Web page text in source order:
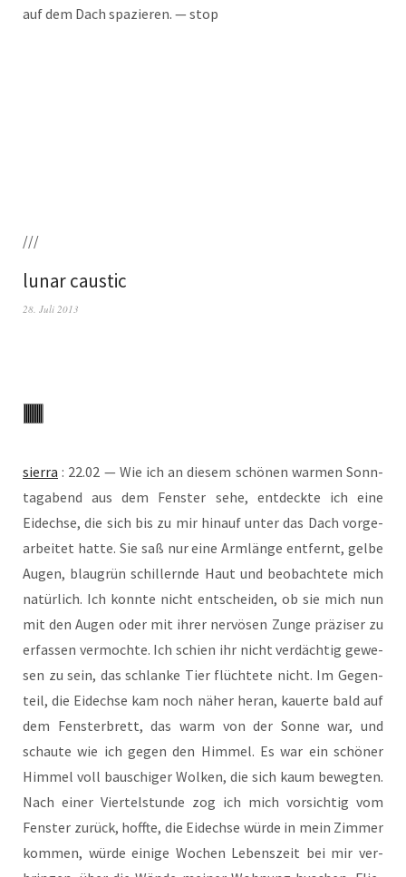
auf dem Dach spa­zie­ren. — stop
///
lunar caustic
28. Juli 2013
sier­ra : 22.02 — Wie ich an die­sem schö­nen war­men Sonn­
tag­abend aus dem Fens­ter sehe, ent­deck­te ich eine
Eidech­se, die sich bis zu mir hin­auf unter das Dach vor­ge­
ar­bei­tet hat­te. Sie saß nur eine Arm­län­ge ent­fernt, gel­be
Augen, blau­grün schil­lern­de Haut und beob­ach­te­te mich
natür­lich. Ich konn­te nicht ent­schei­den, ob sie mich nun
mit den Augen oder mit ihrer ner­vö­sen Zun­ge prä­zi­ser zu
erfas­sen ver­moch­te. Ich schien ihr nicht ver­däch­tig gewe­
sen zu sein, das schlan­ke Tier flüch­te­te nicht. Im Gegen­
teil, die Eidech­se kam noch näher her­an, kau­er­te bald auf
dem Fens­ter­brett, das warm von der Son­ne war, und
schau­te wie ich gegen den Him­mel. Es war ein schö­ner
Him­mel voll bau­schi­ger Wol­ken, die sich kaum beweg­ten.
Nach einer Vier­tel­stun­de zog ich mich vor­sich­tig vom
Fens­ter zurück, hoff­te, die Eidech­se wür­de in mein Zim­mer
kom­men, wür­de eini­ge Wochen Lebens­zeit bei mir ver­